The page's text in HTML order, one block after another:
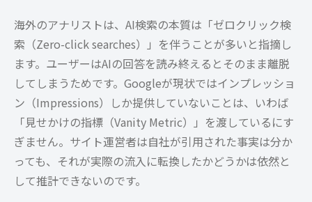
海外のアナリストは、AI検索の本質は「ゼロクリック検
索（Zero-click searches）」を伴うことが多いと指摘し
ます。ユーザーはAIの回答を読み終えるとそのまま離脱
してしまうためです。Googleが現状ではインプレッショ
ン（Impressions）しか提供していないことは、いわば
「見せかけの指標（Vanity Metric）」を渡しているにす
ぎません。サイト運営者は自社が引用された事実は分か
っても、それが実際の流入に転換したかどうかは依然と
して推計できないのです。